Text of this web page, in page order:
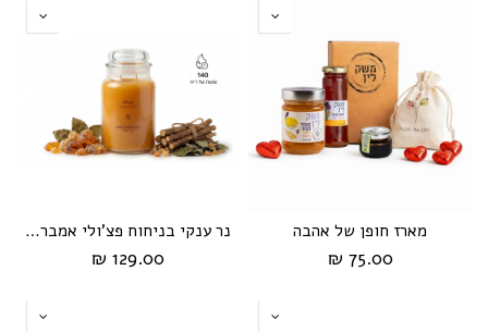
מארז חופן של אהבה
75.00 ₪
נר ענקי בניחוח פצ'ולי אמבר מבית HIKARI
129.00 ₪